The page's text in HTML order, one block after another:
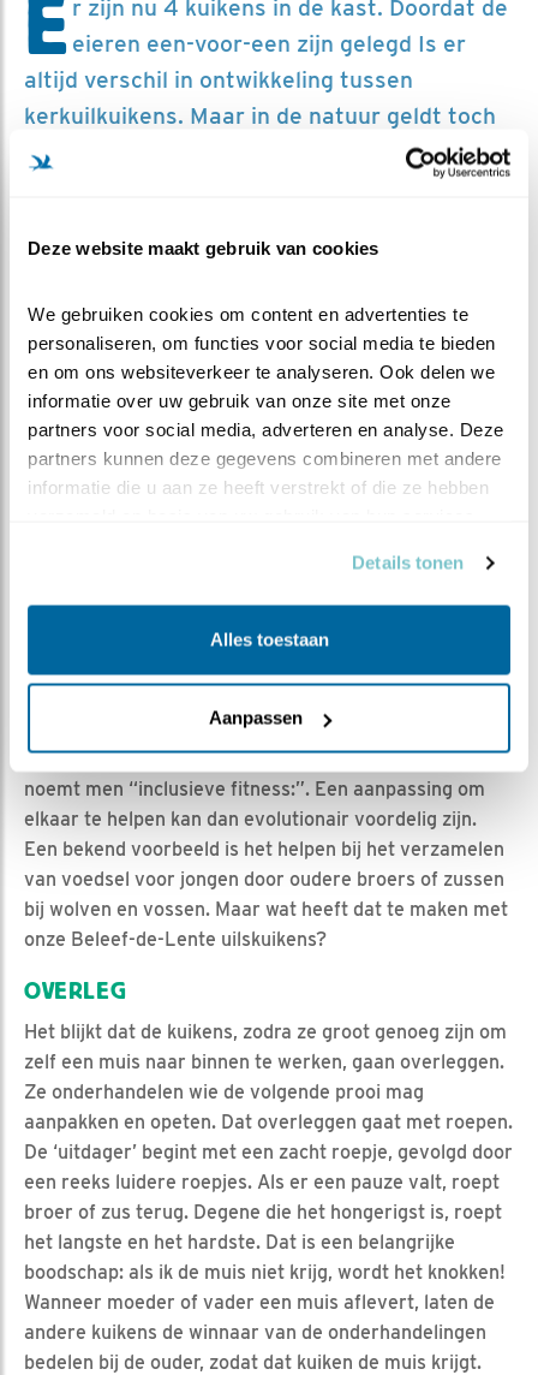
Deze website maakt gebruik van cookies
We gebruiken cookies om content en advertenties te
personaliseren, om functies voor social media te bieden
en om ons websiteverkeer te analyseren. Ook delen we
informatie over uw gebruik van onze site met onze
partners voor social media, adverteren en analyse. Deze
partners kunnen deze gegevens combineren met andere
informatie die u aan ze heeft verstrekt of die ze hebben
Details tonen
Alles toestaan
Aanpassen
E r zijn nu 4 kuikens in de kast. Doordat de
eieren een-voor-een zijn gelegd Is er
altijd verschil in ontwikkeling tussen
kerkuilkuikens. Maar in de natuur geldt toch
het recht van de sterkste? Gaat dat dan wel
goedkomen met die kleinere kuikens? Krijgen
Dat evolutie betekent dat de sterkste overleeft is een
hardnekkig misverstand. “Survival of the fittest” gaat
niet over hoe sterk of fit, maar over wie het beste past
bij de omstandigheden. Evolutie stuurt op overleving en
uiteindelijk de voortplanting van de nakomelingen,
samen de ‘fitness”.
samenwerking gaat tussen familie, en helemaal als het
alternatief, knokken, een risico meebrengt. Als je
tegenstander scherpe snavel en klauwen heeft
jouw genen. Als die (ook) overleven en later jongen
krijgen, worden ook jouw genen doorgegeven. Dat
noemt men “inclusieve fitness:”. Een aanpassing om
elkaar te helpen kan dan evolutionair voordelig zijn.
Een bekend voorbeeld is het helpen bij het verzamelen
van voedsel voor jongen door oudere broers of zussen
bij wolven en vossen. Maar wat heeft dat te maken met
onze Beleef-de-Lente uilskuikens?
OVERLEG
Het blijkt dat de kuikens, zodra ze groot genoeg zijn om
zelf een muis naar binnen te werken, gaan overleggen.
Ze onderhandelen wie de volgende prooi mag
aanpakken en opeten. Dat overleggen gaat met roepen.
De ‘uitdager’ begint met een zacht roepje, gevolgd door
een reeks luidere roepjes. Als er een pauze valt, roept
broer of zus terug. Degene die het hongerigst is, roept
het langste en het hardste. Dat is een belangrijke
boodschap: als ik de muis niet krijg, wordt het knokken!
Wanneer moeder of vader een muis aflevert, laten de
andere kuikens de winnaar van de onderhandelingen
bedelen bij de ouder, zodat dat kuiken de muis krijgt.